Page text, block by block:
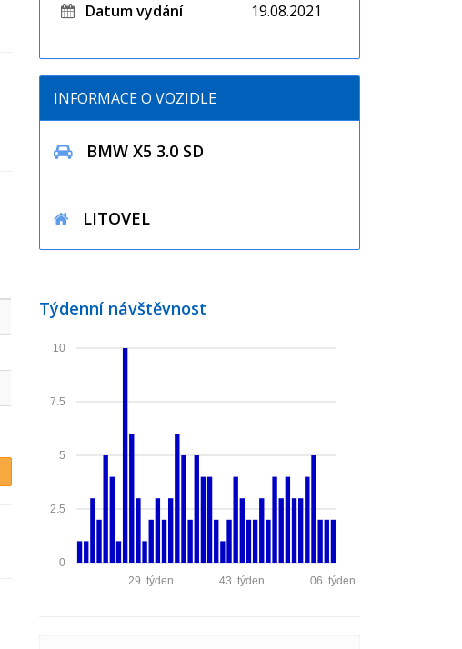
Datum vydání
19.08.2021
INFORMACE O VOZIDLE
BMW X5 3.0 SD
LITOVEL
Týdenní návštěvnost
0
2.5
5
7.5
10
06. týden
43. týden
29. týden